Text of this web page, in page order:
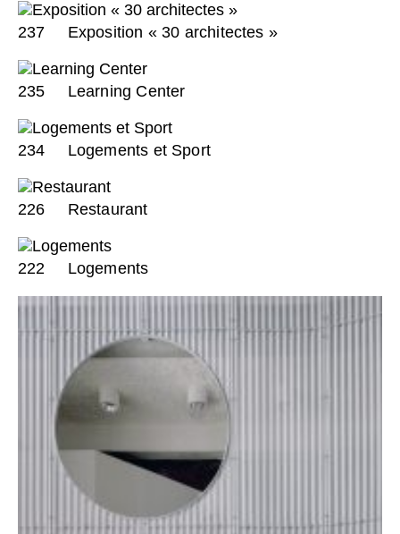
237 Exposition « 30 architectes »
235 Learning Center
234 Logements et Sport
226 Restaurant
222 Logements